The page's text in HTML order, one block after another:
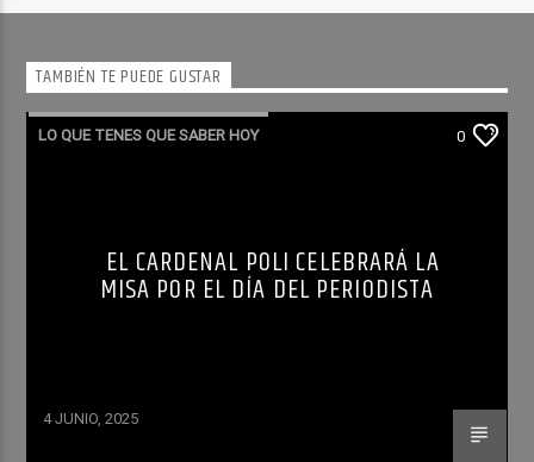
TAMBIÉN TE PUEDE GUSTAR
LO QUE TENES QUE SABER HOY 0
EL CARDENAL POLI CELEBRARÁ LA
MISA POR EL DÍA DEL PERIODISTA
4 JUNIO, 2025